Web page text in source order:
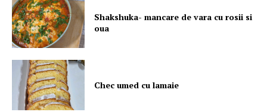
Shakshuka- mancare de vara cu rosii si
oua
Chec umed cu lamaie